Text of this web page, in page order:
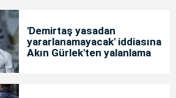
'Demirtaş yasadan
yararlanamayacak' iddiasına
Akın Gürlek'ten yalanlama